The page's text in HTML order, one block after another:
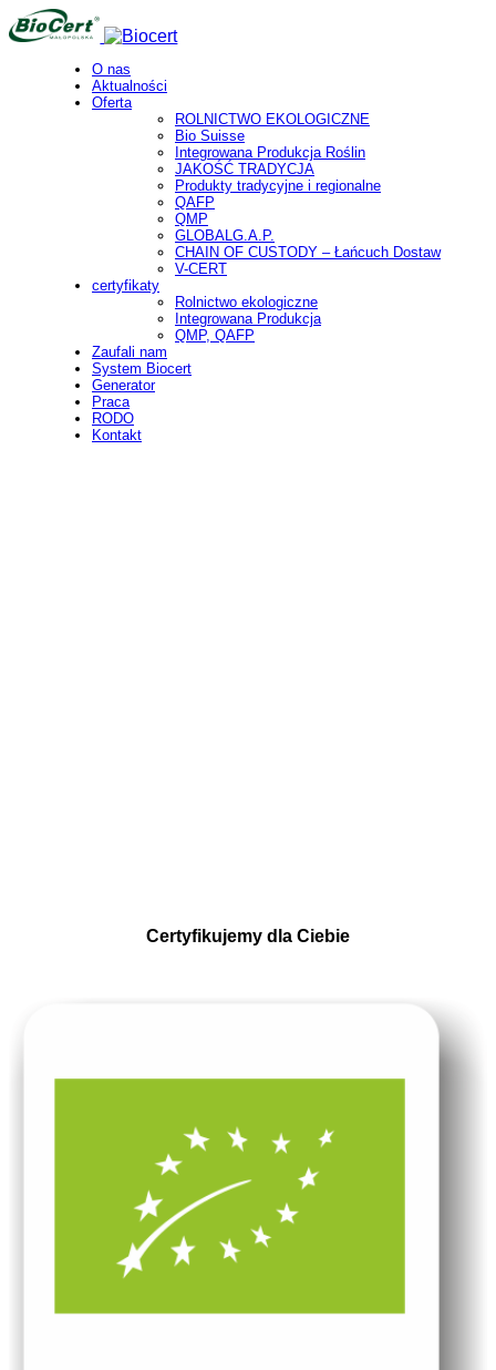
O nas
Aktualności
Oferta
ROLNICTWO EKOLOGICZNE
Bio Suisse
Integrowana Produkcja Roślin
JAKOŚĆ TRADYCJA
Produkty tradycyjne i regionalne
QAFP
QMP
GLOBALG.A.P.
CHAIN OF CUSTODY – Łańcuch Dostaw
V-CERT
certyfikaty
Rolnictwo ekologiczne
Integrowana Produkcja
QMP, QAFP
Zaufali nam
System Biocert
Generator
Praca
RODO
Kontakt
Certyfikujemy dla Ciebie